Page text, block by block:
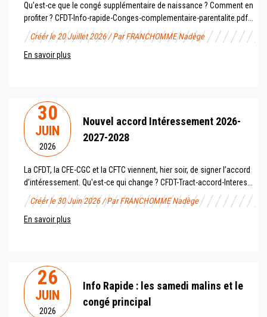
Qu'est-ce que le congé supplémentaire de naissance ? Comment en
profiter ? CFDT-Info-rapide-Conges-complementaire-parentalite.pdf...
Créér le 20 Juillet 2026 / Par FRANCHOMME Nadège
En savoir plus
30
JUIN
2026
Nouvel accord Intéressement 2026-
2027-2028
La CFDT, la CFE-CGC et la CFTC viennent, hier soir, de signer l’accord
d’intéressement. Qu'est-ce qui change ? CFDT-Tract-accord-Interes...
Créér le 30 Juin 2026 / Par FRANCHOMME Nadège
En savoir plus
26
JUIN
2026
Info Rapide : les samedi malins et le
congé principal